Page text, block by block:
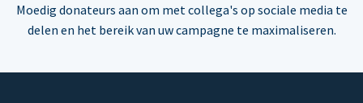
Moedig donateurs aan om met collega's op sociale media te
delen en het bereik van uw campagne te maximaliseren.